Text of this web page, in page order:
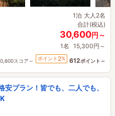
1泊 大人2名
合計(税込)
30,600円～
1名 15,300円～
スコア～ ポイント 2% 612ポイント～
安プラン！皆でも、二人でも、